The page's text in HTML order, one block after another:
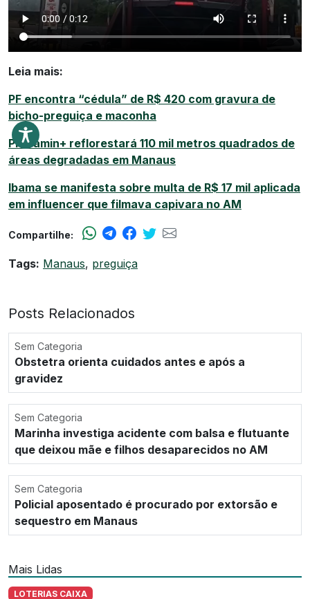
Leia mais:
PF encontra “cédula” de R$ 420 com gravura de
bicho-preguiça e maconha
Prosamin+ reflorestará 110 mil metros quadrados de
áreas degradadas em Manaus
Ibama se manifesta sobre multa de R$ 17 mil aplicada
em influencer que filmava capivara no AM
Compartilhe:
Tags: Manaus, preguiça
Posts Relacionados
Sem Categoria
Obstetra orienta cuidados antes e após a
gravidez
Sem Categoria
Marinha investiga acidente com balsa e flutuante
que deixou mãe e filhos desaparecidos no AM
Sem Categoria
Policial aposentado é procurado por extorsão e
sequestro em Manaus
Mais Lidas
LOTERIAS CAIXA